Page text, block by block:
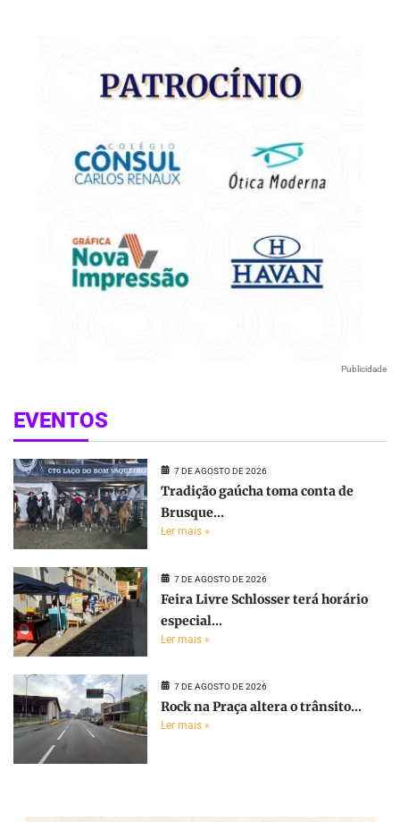
Publicidade
EVENTOS
7 DE AGOSTO DE 2026
Tradição gaúcha toma conta de
Brusque...
Ler mais »
7 DE AGOSTO DE 2026
Feira Livre Schlosser terá horário
especial...
Ler mais »
7 DE AGOSTO DE 2026
Rock na Praça altera o trânsito...
Ler mais »